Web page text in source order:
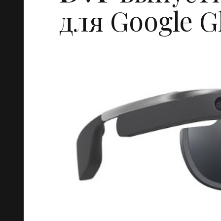
для Google